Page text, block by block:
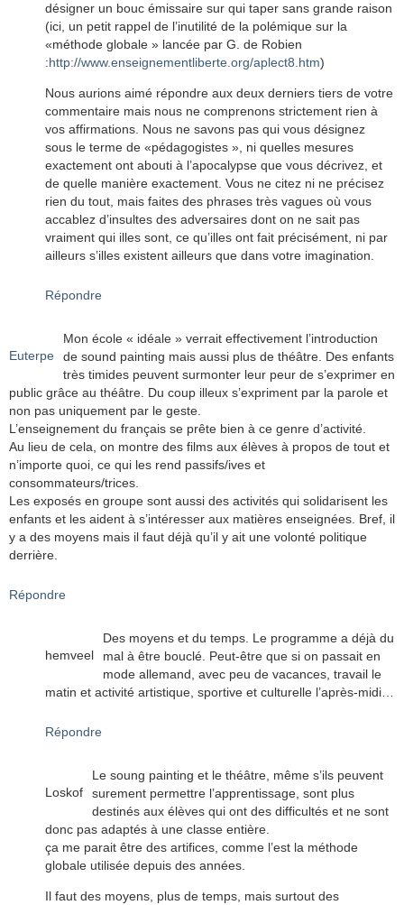
désigner un bouc émissaire sur qui taper sans grande raison
(ici, un petit rappel de l’inutilité de la polémique sur la
«méthode globale » lancée par G. de Robien
:http://www.enseignementliberte.org/aplect8.htm)
Nous aurions aimé répondre aux deux derniers tiers de votre
commentaire mais nous ne comprenons strictement rien à
vos affirmations. Nous ne savons pas qui vous désignez
sous le terme de «pédagogistes », ni quelles mesures
exactement ont abouti à l’apocalypse que vous décrivez, et
de quelle manière exactement. Vous ne citez ni ne précisez
rien du tout, mais faites des phrases très vagues où vous
accablez d’insultes des adversaires dont on ne sait pas
vraiment qui illes sont, ce qu’illes ont fait précisément, ni par
ailleurs s’illes existent ailleurs que dans votre imagination.
Répondre
Euterpe
Mon école « idéale » verrait effectivement l’introduction
de sound painting mais aussi plus de théâtre. Des enfants
très timides peuvent surmonter leur peur de s’exprimer en
public grâce au théâtre. Du coup illeux s’expriment par la parole et
non pas uniquement par le geste.
L’enseignement du français se prête bien à ce genre d’activité.
Au lieu de cela, on montre des films aux élèves à propos de tout et
n’importe quoi, ce qui les rend passifs/ives et
consommateurs/trices.
Les exposés en groupe sont aussi des activités qui solidarisent les
enfants et les aident à s’intéresser aux matières enseignées. Bref, il
y a des moyens mais il faut déjà qu’il y ait une volonté politique
derrière.
Répondre
hemveel
Des moyens et du temps. Le programme a déjà du
mal à être bouclé. Peut-être que si on passait en
mode allemand, avec peu de vacances, travail le
matin et activité artistique, sportive et culturelle l’après-midi…
Répondre
Loskof
Le soung painting et le théâtre, même s’ils peuvent
surement permettre l’apprentissage, sont plus
destinés aux élèves qui ont des difficultés et ne sont
donc pas adaptés à une classe entière.
ça me parait être des artifices, comme l’est la méthode
globale utilisée depuis des années.
Il faut des moyens, plus de temps, mais surtout des